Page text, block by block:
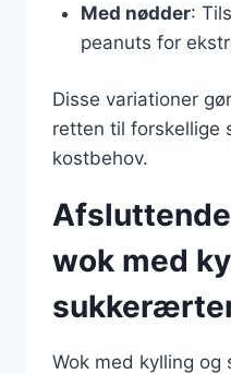
Med nødder:
peanuts for
Disse variationer
retten til forskellige
kostbehov.
wok med
Wok med kylling